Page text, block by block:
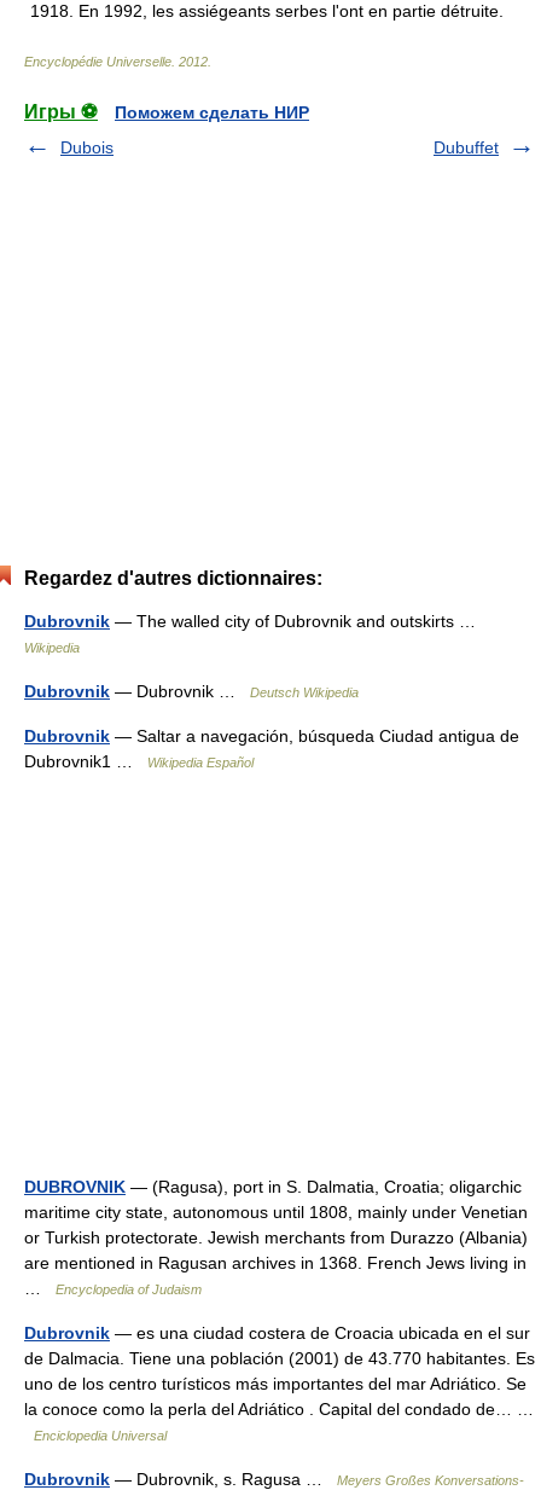
1918. En 1992, les assiégeants serbes l'ont en partie détruite.
Encyclopédie Universelle 2012
Игры ⚽
Поможем сделать НИР
Dubois
Dubuffet
Regardez d'autres dictionnaires:
Dubrovnik — The walled city of Dubrovnik and outskirts …
Wikipedia
Dubrovnik — Dubrovnik … Deutsch Wikipedia
Dubrovnik — Saltar a navegación, búsqueda Ciudad antigua de
Dubrovnik1 …
Wikipedia Español
DUBROVNIK — (Ragusa), port in S. Dalmatia, Croatia; oligarchic
maritime city state, autonomous until 1808, mainly under Venetian
or Turkish protectorate. Jewish merchants from Durazzo (Albania)
are mentioned in Ragusan archives in 1368. French Jews living in
Encyclopedia of Judaism
Dubrovnik — es una ciudad costera de Croacia ubicada en el sur
de Dalmacia. Tiene una población (2001) de 43.770 habitantes. Es
uno de los centro turísticos más importantes del mar Adriático. Se
la conoce como la perla del Adriático . Capital del condado de… …
Enciclopedia Universal
Dubrovnik — Dubrovnik, s. Ragusa …
Meyers Großes Konversations-